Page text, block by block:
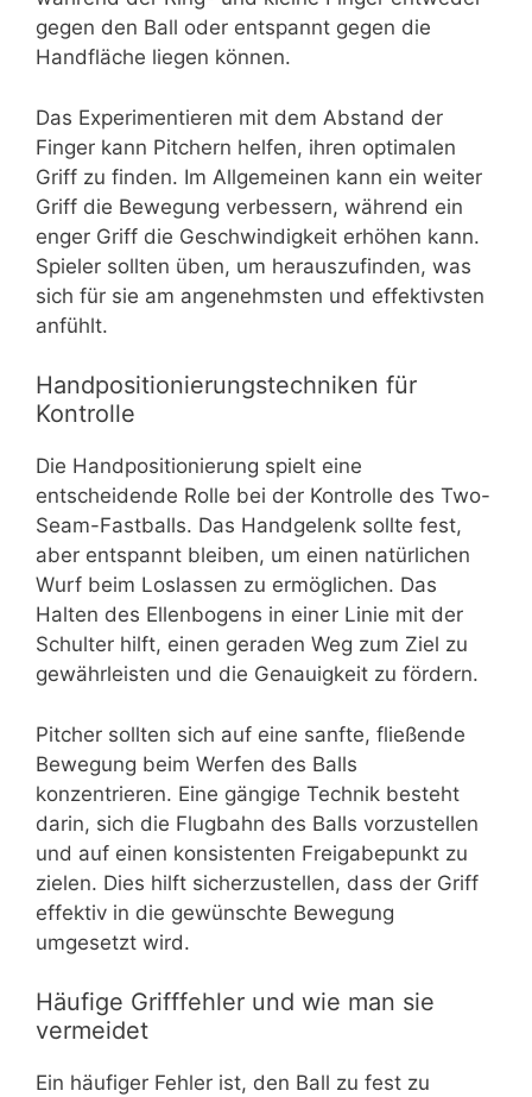
gegen den Ball oder entspannt gegen die
Handfläche liegen können.
Das Experimentieren mit dem Abstand der
Finger kann Pitchern helfen, ihren optimalen
Griff zu finden. Im Allgemeinen kann ein weiter
Griff die Bewegung verbessern, während ein
enger Griff die Geschwindigkeit erhöhen kann.
Spieler sollten üben, um herauszufinden, was
sich für sie am angenehmsten und effektivsten
anfühlt.
Handpositionierungstechniken für
Kontrolle
Die Handpositionierung spielt eine
entscheidende Rolle bei der Kontrolle des Two-
Seam-Fastballs. Das Handgelenk sollte fest,
aber entspannt bleiben, um einen natürlichen
Wurf beim Loslassen zu ermöglichen. Das
Halten des Ellenbogens in einer Linie mit der
Schulter hilft, einen geraden Weg zum Ziel zu
gewährleisten und die Genauigkeit zu fördern.
Pitcher sollten sich auf eine sanfte, fließende
Bewegung beim Werfen des Balls
konzentrieren. Eine gängige Technik besteht
darin, sich die Flugbahn des Balls vorzustellen
und auf einen konsistenten Freigabepunkt zu
zielen. Dies hilft sicherzustellen, dass der Griff
effektiv in die gewünschte Bewegung
umgesetzt wird.
Häufige Grifffehler und wie man sie
vermeidet
Ein häufiger Fehler ist, den Ball zu fest zu